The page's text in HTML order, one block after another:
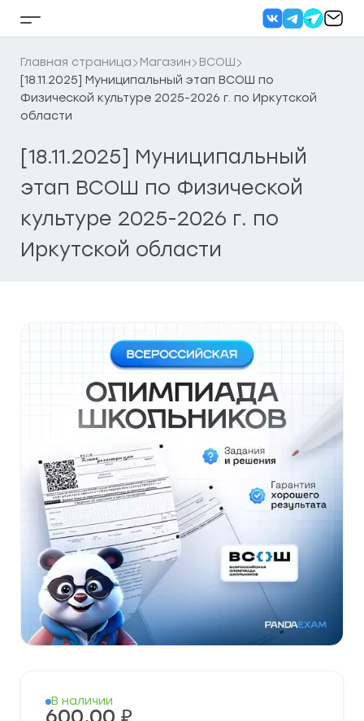
Кнопка
бокового
меню
Главная страница Магазин
ВСОШ
[18.11.2025] Муниципальный этап ВСОШ по
Физической культуре 2025-2026 г. по Иркутской
области
[18.11.2025] Муниципальный
этап ВСОШ по Физической
культуре 2025-2026 г. по
Иркутской области
В наличии